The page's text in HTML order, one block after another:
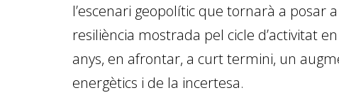
l’escenari geopolític que tornarà a posar
resiliència mostrada pel cicle d’activitat
anys, en afrontar, a curt termini, un
energètics i de la incertesa.